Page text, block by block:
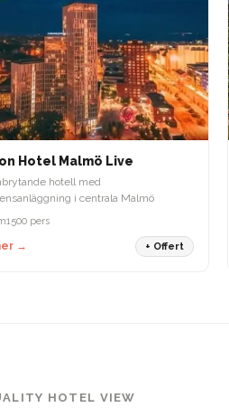
Hotel Malmö Live
hotell med
i centrala Malmö
1500 pers
→ + Offert
HOTEL VIEW